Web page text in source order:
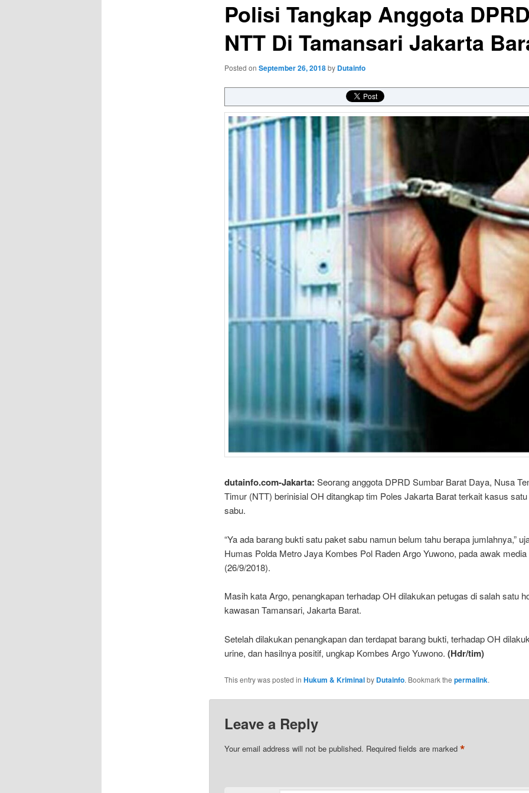
Polisi Tangkap Anggota
NTT Di Tamansari Jakarta
Posted on September 26, 2018by Dutainfo
dutainfo.com-Jakarta: Seorang anggota DPRD Sumbar Barat Daya, Nusa
Timur (NTT) berinisial OH ditangkap tim Poles Jakarta Barat terkait kasus
sabu.
“Ya ada barang bukti satu paket sabu namun belum tahu berapa jumlahnya,”
Humas Polda Metro Jaya Kombes Pol Raden Argo Yuwono, pada awak media
(26/9/2018).
Masih kata Argo, penangkapan terhadap OH dilakukan petugas di salah satu
kawasan Tamansari, Jakarta Barat.
Setelah dilakukan penangkapan dan terdapat barang bukti, terhadap OH
urine, dan hasilnya positif, ungkap Kombes Argo Yuwono. (Hdr/tim)
This entry was posted in Hukum & Kriminalby Dutainfo. Bookmark the permalink.
Leave a Reply
Your email address will not be published. Required fields are marked *